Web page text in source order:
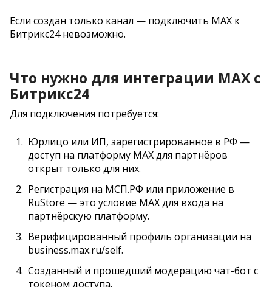
Если создан только канал — подключить MAX к
Битрикс24 невозможно.
Что нужно для интеграции MAX с
Битрикс24
Для подключения потребуется:
Юрлицо или ИП, зарегистрированное в РФ —
доступ на платформу MAX для партнёров
открыт только для них.
Регистрация на МСП.РФ или приложение в
RuStore — это условие MAX для входа на
партнёрскую платформу.
Верифицированный профиль организации на
business.max.ru/self.
Созданный и прошедший модерацию чат-бот с
токеном доступа.